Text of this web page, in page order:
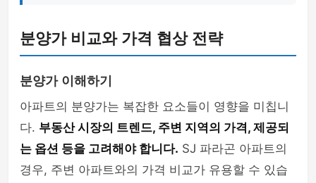
분양가 비교와 가격 협상 전략
분양가 이해하기
아파트의 분양가는 복잡한 요소들이 영향을 미칩니
다. 부동산 시장의 트렌드, 주변 지역의 가격, 제공되
는 옵션 등을 고려해야 합니다. SJ 파라곤 아파트의
경우, 주변 아파트와의 가격 비교가 유용할 수 있습